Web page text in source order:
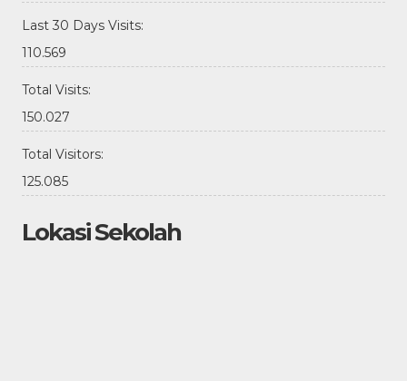
Last 30 Days Visits:
110.569
Total Visits:
150.027
Total Visitors:
125.085
Lokasi Sekolah